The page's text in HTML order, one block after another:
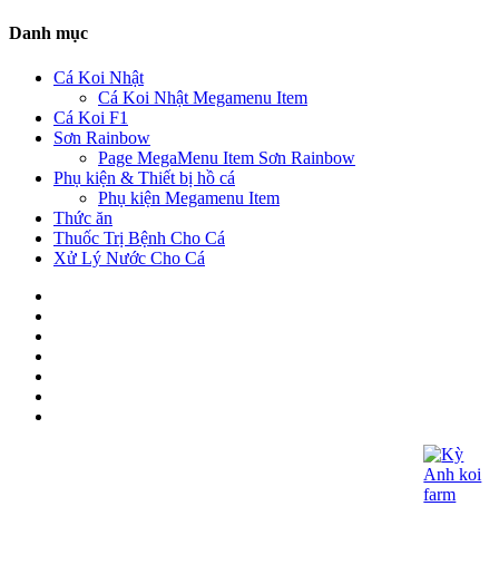
Danh mục
Cá Koi Nhật
Cá Koi Nhật Megamenu Item
Cá Koi F1
Sơn Rainbow
Page MegaMenu Item Sơn Rainbow
Phụ kiện & Thiết bị hồ cá
Phụ kiện Megamenu Item
Thức ăn
Thuốc Trị Bệnh Cho Cá
Xử Lý Nước Cho Cá